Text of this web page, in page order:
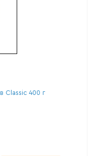
Classic 400 г